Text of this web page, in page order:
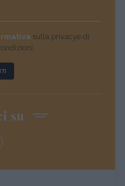
sulla privacye di
su